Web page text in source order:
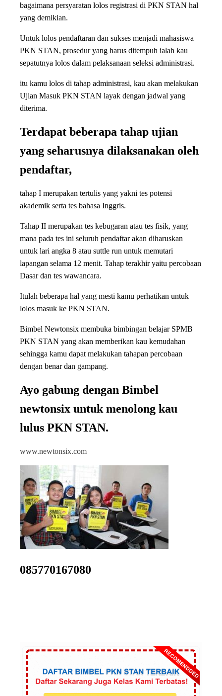
bagaimana persyaratan lolos registrasi di PKN STAN hal
yang demikian.
Untuk lolos pendaftaran dan sukses menjadi mahasiswa
PKN STAN, prosedur yang harus ditempuh ialah kau
sepatutnya lolos dalam pelaksanaan seleksi administrasi.
itu kamu lolos di tahap administrasi, kau akan melakukan
Ujian Masuk PKN STAN layak dengan jadwal yang
diterima.
Terdapat beberapa tahap ujian
yang seharusnya dilaksanakan oleh
pendaftar,
tahap I merupakan tertulis yang yakni tes potensi
akademik serta tes bahasa Inggris.
Tahap II merupakan tes kebugaran atau tes fisik, yang
mana pada tes ini seluruh pendaftar akan diharuskan
untuk lari angka 8 atau suttle run untuk memutari
lapangan selama 12 menit. Tahap terakhir yaitu percobaan
Dasar dan tes wawancara.
Itulah beberapa hal yang mesti kamu perhatikan untuk
lolos masuk ke PKN STAN.
Bimbel Newtonsix membuka bimbingan belajar SPMB
PKN STAN yang akan memberikan kau kemudahan
sehingga kamu dapat melakukan tahapan percobaan
dengan benar dan gampang.
Ayo gabung dengan Bimbel
newtonsix untuk menolong kau
lulus PKN STAN.
www.newtonsix.com
085770167080